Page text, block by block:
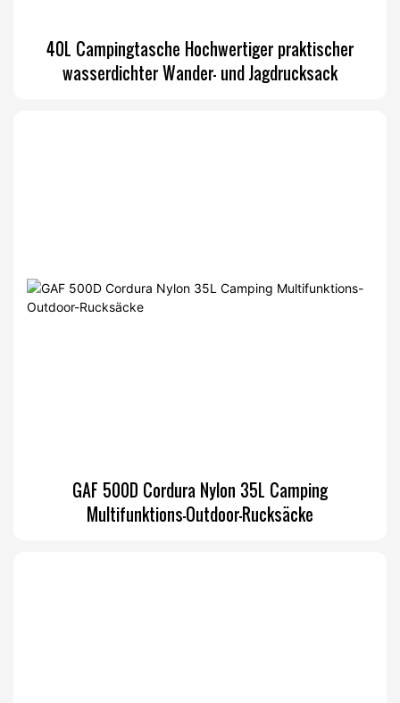
40L Campingtasche Hochwertiger praktischer
wasserdichter Wander- und Jagdrucksack
GAF 500D Cordura Nylon 35L Camping
Multifunktions-Outdoor-Rucksäcke